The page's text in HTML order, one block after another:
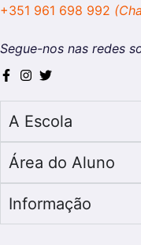
+351 961 698 992
Segue-nos nas redes
A Escola
Área do Aluno
Informação